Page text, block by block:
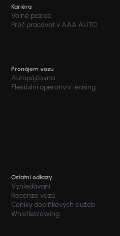
Kariéra
Volné pozice
Proč pracovat v AAA AUTO
Pronájem vozu
Autopůjčovna
Flexibilní operativní leasing
Ostatní odkazy
Vyhledávání
Recenze vozů
Ceníky doplňkových služeb
Whistleblowing